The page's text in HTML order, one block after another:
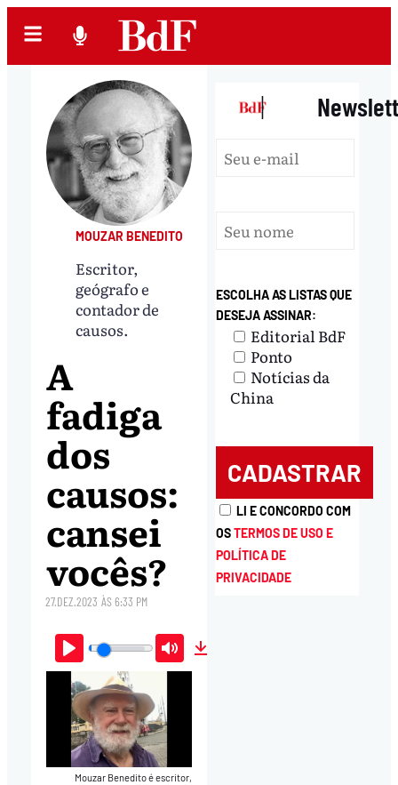
MOUZAR BENEDITO
Escritor,
geógrafo e
contador de
causos.
A
fadiga
dos
causos:
cansei
vocês?
27.DEZ.2023 ÀS6:33 PM
Play Mute
Mouzar Benedito é escritor,
|
ESCOLHA AS LISTAS QUE
DESEJA ASSINAR:
Editorial BdF
Ponto
Notícias da
China
LI E CONCORDO COM
OSTERMOS DE USO E
POLÍTICA DE
PRIVACIDADE